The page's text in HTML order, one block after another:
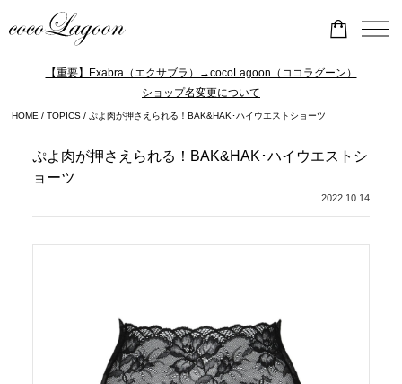
【重要】Exabra（エクサブラ）→cocoLagoon（ココラグーン）
ショップ名変更について
HOME TOPICS ぷよ肉が押さえられる！BAK&HAK･ハイウエストショーツ
ぷよ肉が押さえられる！BAK&HAK･ハイウエストシ
ョーツ
2022.10.14